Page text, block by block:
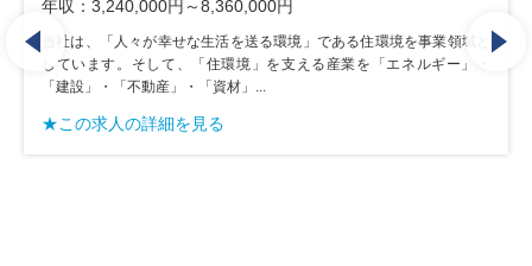
円～8,360,000円
人々が幸せな生活を送る環境」である住環境を事業領域と
。そして、「住環境」を支える産業を「エネルギー」・
不動産」・「資材」...
の詳細を見る
年収：
当社は、「人
しています。